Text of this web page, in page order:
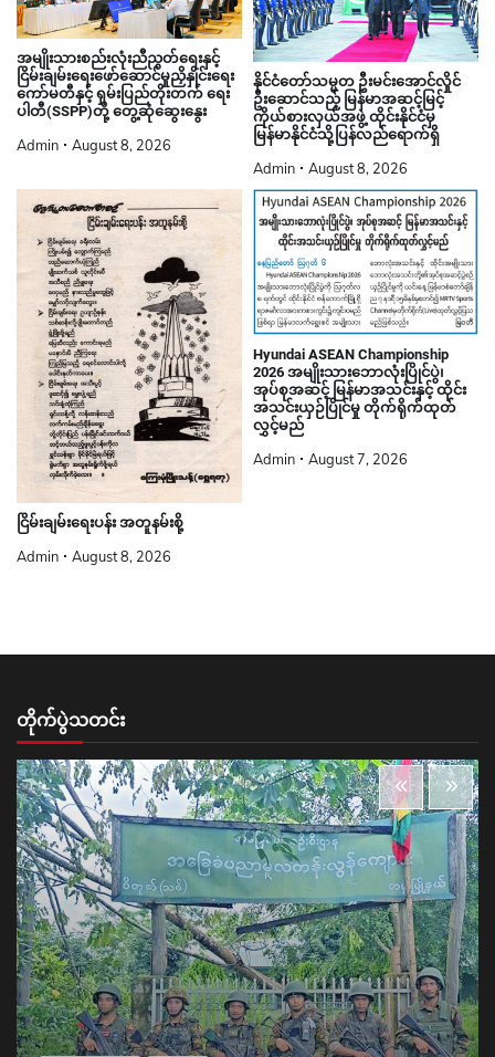
အမျိုးသားစည်းလုံးညီညွတ်ရေးနှင့်
ငြိမ်းချမ်းရေးဖော်ဆောင်မှုညှိနှိုင်းရေး
ကော်မတီနှင့် ရှမ်းပြည်တိုးတက် ရေး
ပါတီ(SSPP)တို့ တွေ့ဆုံဆွေးနွေး
Admin August 8, 2026
နိုင်ငံတော်သမ္မတ ဦးမင်းအောင်လှိုင်
ဦးဆောင်သည့် မြန်မာအဆင့်မြင့်
ကိုယ်စားလှယ်အဖွဲ့ ထိုင်းနိုင်ငံမှ
မြန်မာနိုင်ငံသို့ပြန်လည်ရောက်ရှိ
Admin August 8, 2026
ငြိမ်းချမ်းရေးပန်း အတူနမ်းစို့
Admin August 8, 2026
Hyundai ASEAN Championship
2026 အမျိုးသားဘောလုံးပြိုင်ပွဲ၊
အုပ်စုအဆင့် မြန်မာအသင်းနှင့် ထိုင်း
အသင်းယှဉ်ပြိုင်မှု တိုက်ရိုက်ထုတ်
လွှင့်မည်
Admin August 7, 2026
တိုက်ပွဲသတင်း